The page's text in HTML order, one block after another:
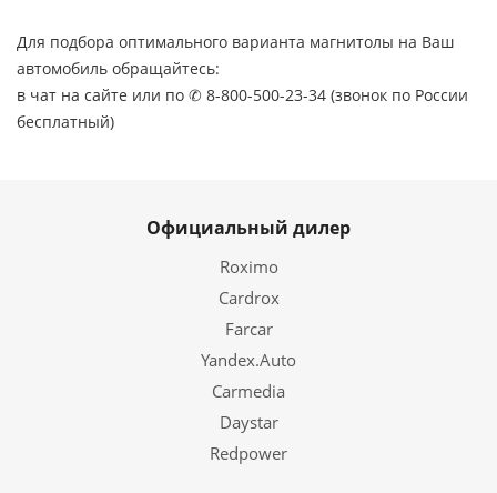
Для подбора оптимального варианта магнитолы на Ваш
автомобиль обращайтесь:
в чат на сайте или по ✆ 8-800-500-23-34 (звонок по России
бесплатный)
Официальный дилер
Roximo
Cardrox
Farcar
Yandex.Auto
Carmedia
Daystar
Redpower